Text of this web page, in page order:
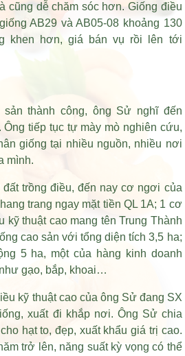
cũng dễ chăm sóc hơn. Giống điều
AB29 và AB05-08 khoảng 130
khen hơn, giá bán vụ rồi lên tới
thành công, ông Sử nghĩ đến
tiếp tục tự mày mò nghiên cứu,
giống tại nhiều nguồn, nhiều nơi
mình.
trồng điều, đến nay cơ ngơi của
trang ngay mặt tiền QL 1A; 1 cơ
thuật cao mang tên Trung Thành
cao sản với tổng diện tích 3,5 ha;
5 ha, một của hàng kinh doanh
gạo, bắp, khoai…
kỹ thuật cao của ông Sử đang SX
xuất đi khắp nơi. Ông Sử chia
hạt to, đẹp, xuất khẩu giá trị cao.
trở lên, năng suất kỳ vọng có thể